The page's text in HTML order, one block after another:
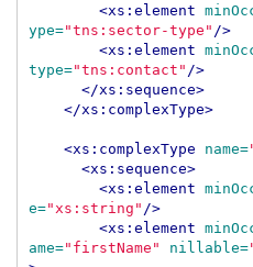
<xs:element
ype="tns:sector-type" />
<xs:element
type="tns:contact" />
</xs:sequence>
</xs:complexType>
<xs:complexType name=
<xs:sequence>
<xs:element
e="xs:string" />
<xs:element
ame="firstName" nillable=